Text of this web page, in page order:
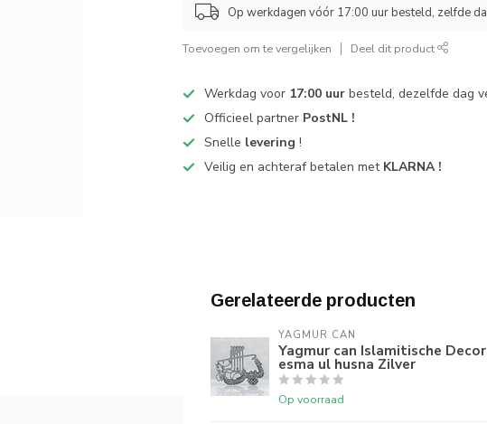
Op werkdagen vóór 17:00 uur besteld, zelfde
Toevoegen om te vergelijken Deel dit product
Werkdag voor 17:00 uur besteld, dezelfde dag
Officieel partner PostNL !
Snelle levering !
Veilig en achteraf betalen met KLARNA !
Gerelateerde producten
YAGMUR CAN
Yagmur can Islamitische
esma ul husna Zilver
Op voorraad